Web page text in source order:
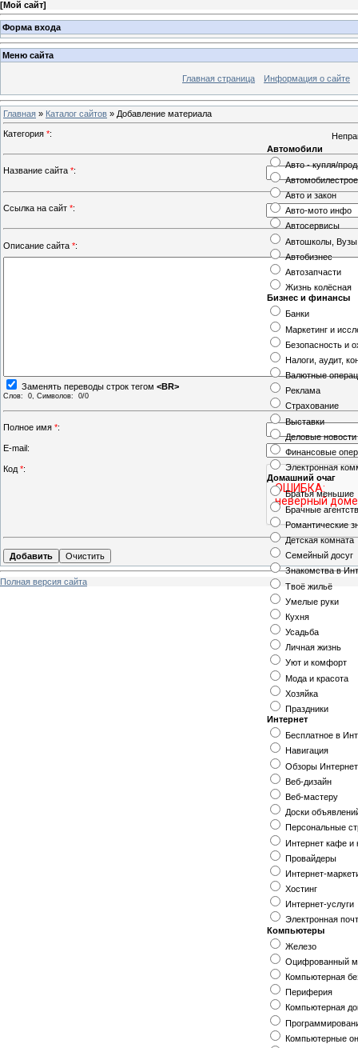
[Мой сайт]
Форма входа
Меню сайта
Главная страница Информация о сайте
Главная » Каталог сайтов » Добавление материала
Категория *:
Автомобили
Авто - купля/
Авто и закон
Авто-мото инфо
Автосервисы
Автошколы, Вузы
Автобизнес
Автозапчасти
Жизнь колёсная
Бизнес и финансы
Банки
Маркетинг и
Безопасность и
Налоги, аудит,
Валютные
Реклама
Страхование
Выставки
Деловые
Финансовые
Электронная
Домашний очаг
Братья меньшие
Брачные
Романтические
Детская комната
Семейный досуг
Знакомства в
Твоё жильё
Умелые руки
Кухня
Усадьба
Личная жизнь
Уют и комфорт
Мода и красота
Хозяйка
Праздники
Интернет
Бесплатное в
Навигация
Обзоры
Веб-дизайн
Веб-мастеру
Доски
Персональные
Интернет кафе и
Провайдеры
Интернет-
Хостинг
Интернет-услуги
Электронная
Компьютеры
Железо
Оцифрованный
Компьютерная
Периферия
Компьютерная
Компьютерные
Название сайта *:
Ссылка на сайт *:
Описание сайта *:
Заменять переводы строк тегом <BR>
Слов: 0 , Символов: 0/0
Полное имя *:
E-mail:
Код *:
Полная версия сайта